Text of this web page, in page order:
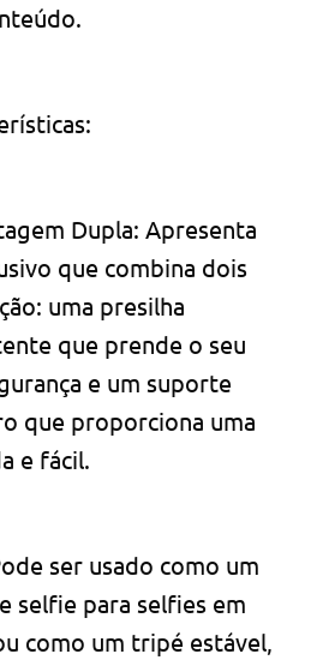
Dupla: Apresenta
que combina dois
uma presilha
que prende o seu
e um suporte
que proporciona uma
e fácil.
ser usado como um
selfie para selfies em
como um tripé estável,